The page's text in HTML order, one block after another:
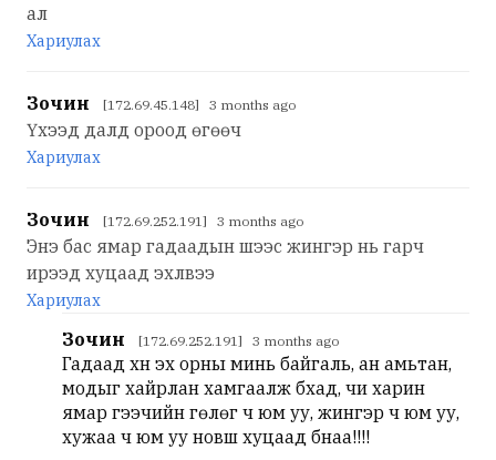
ал
Хариулах
Зочин [172.69.45.148] 3 months ago
Үхээд далд ороод өгөөч
Хариулах
Зочин [172.69.252.191] 3 months ago
Энэ бас ямар гадаадын шээс жингэр нь гарч
ирээд хуцаад эхлвээ
Хариулах
Зочин [172.69.252.191] 3 months ago
Гадаад хүн эх орны минь байгаль, ан амьтан,
модыг хайрлан хамгаалж бхад, чи харин
ямар гээчийн гөлөг ч юм уу, жингэр ч юм уу,
хужаа ч юм уу новш хуцаад бнаа!!!!